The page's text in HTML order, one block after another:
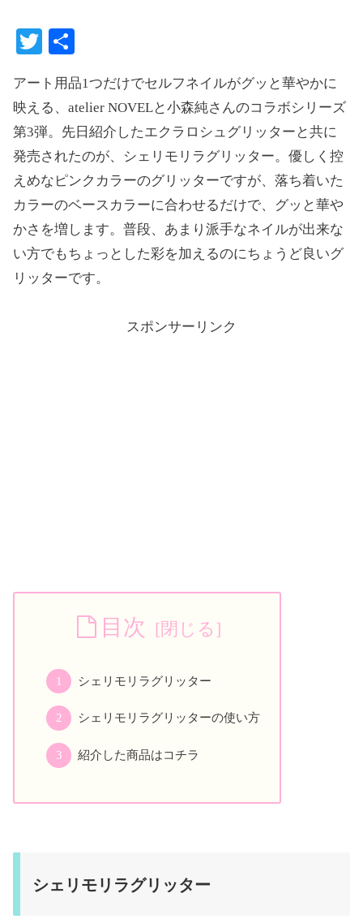
T
tte
r
アート用品1つだけでセルフネイルがグッと華やかに
映える、atelier NOVELと小森純さんのコラボシリーズ
第3弾。先日紹介したエクラロシュグリッターと共に
発売されたのが、シェリモリラグリッター。優しく控
えめなピンクカラーのグリッターですが、落ち着いた
カラーのベースカラーに合わせるだけで、グッと華や
かさを増します。普段、あまり派手なネイルが出来な
い方でもちょっとした彩を加えるのにちょうど良いグ
リッターです。
スポンサーリンク
目次
シェリモリラグリッター
シェリモリラグリッターの使い方
紹介した商品はコチラ
シェリモリラグリッター